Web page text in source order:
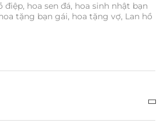
điệp, hoa sen đá, hoa sinh nhật bạn
tặng bạn gái, hoa tặng vợ, Lan hồ